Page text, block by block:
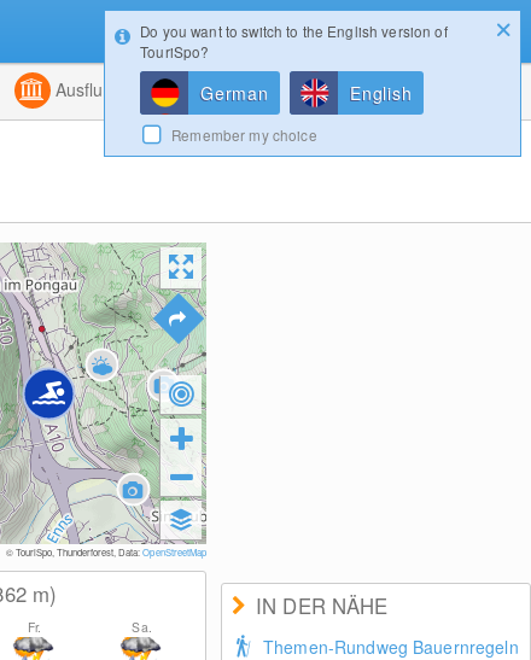
Kombiniert
Ausflugsziele Magazin
© TouriSpo, Thunderforest, Data:OpenStreetMap
IN DER NÄHE
Themen-Rundweg Bauernregeln
m)
Fr. Sa.
Login
Do you want to switch to the English version of
TouriSpo?
German English
Remember my choice
Konfigurator Gewinnspiele